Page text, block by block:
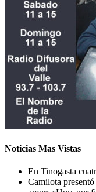
Noticias Mas Vistas
En Tinogasta
Camilota